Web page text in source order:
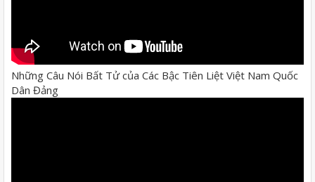
Những Câu Nói Bất Tử của Các Bậc Tiên Liệt Việt Nam Quốc
Dân Đảng